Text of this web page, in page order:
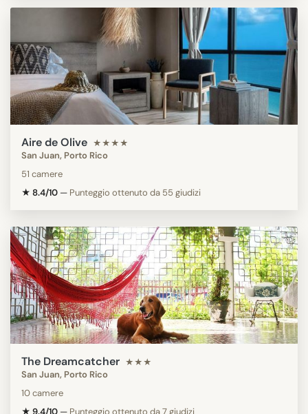
Aire de Olive ★★★★
San Juan, Porto Rico
51 camere
★ 8.4/10 — Punteggio ottenuto da 55 giudizi
The Dreamcatcher ★★★
San Juan, Porto Rico
10 camere
★ 9.4/10 — Punteggio ottenuto da 7 giudizi